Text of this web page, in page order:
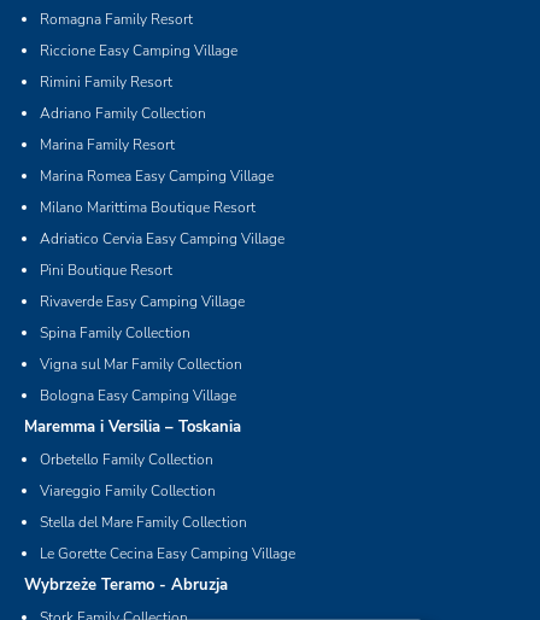
Romagna Family Resort
Riccione Easy Camping Village
Rimini Family Resort
Adriano Family Collection
Marina Family Resort
Marina Romea Easy Camping Village
Milano Marittima Boutique Resort
Adriatico Cervia Easy Camping Village
Pini Boutique Resort
Rivaverde Easy Camping Village
Spina Family Collection
Vigna sul Mar Family Collection
Bologna Easy Camping Village
Maremma i Versilia – Toskania
Orbetello Family Collection
Viareggio Family Collection
Stella del Mare Family Collection
Le Gorette Cecina Easy Camping Village
Wybrzeże Teramo - Abruzja